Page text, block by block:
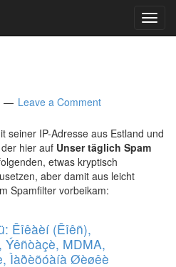
Leave a Comment
seiner IP-Adresse aus Estland und
hier auf Unser täglich Spam
etwas kryptisch
aber damit aus leicht
Spamfilter vorbeikam:
Êîêàèí (Êîêñ),
MDMA,
Ìàðèõóàíà Øèøêè